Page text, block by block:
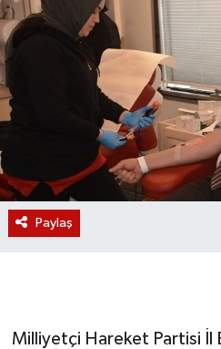
Paylaş
Milliyetçi Hareket Partisi İl